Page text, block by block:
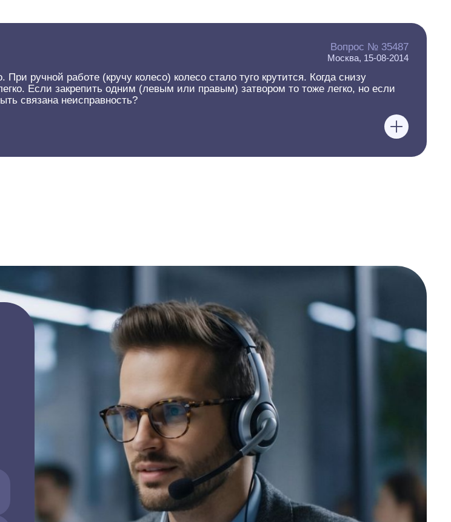
Вопрос № 35487
Москва, 15-08-2014
ручной работе (кручу колесо) колесо стало туго крутится. Когда снизу
Если закрепить одним (левым или правым) затвором то тоже легко, но если
связана неисправность?